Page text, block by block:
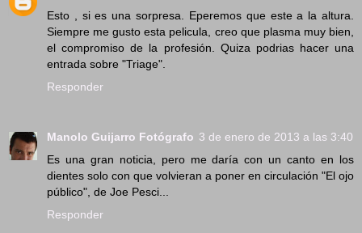
Esto , si es una sorpresa. Eperemos que este a la altura.
Siempre me gusto esta pelicula, creo que plasma muy bien,
el compromiso de la profesión. Quiza podrias hacer una
entrada sobre "Triage".
Responder
Manolo Guijarro Fotógrafo 3 de enero de 2013 a las 3:40
Es una gran noticia, pero me daría con un canto en los
dientes solo con que volvieran a poner en circulación "El ojo
público", de Joe Pesci...
Responder